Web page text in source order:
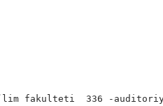
fakulteti  336 -